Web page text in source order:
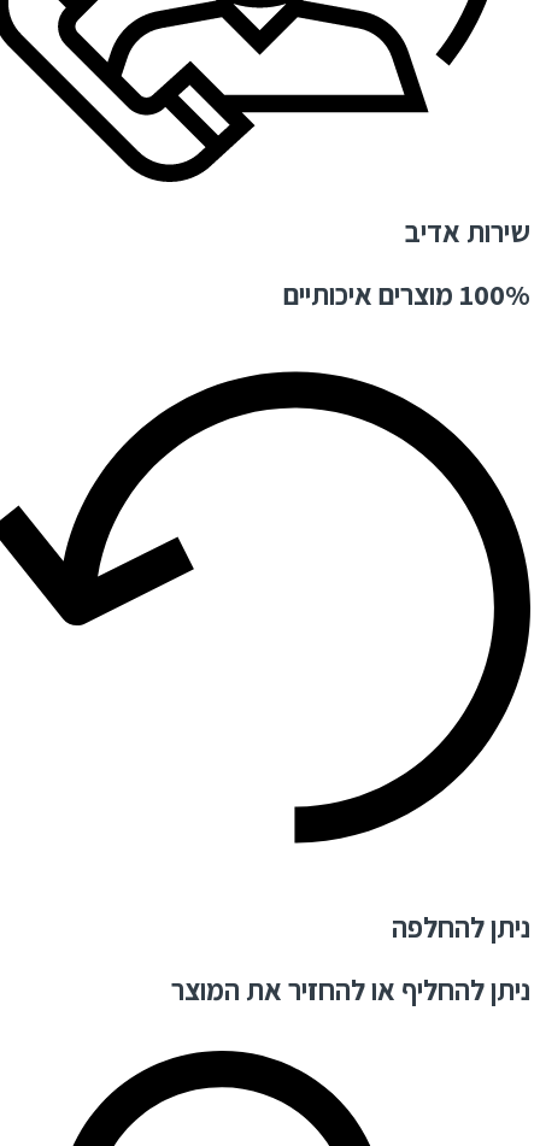
שירות אדיב
100% מוצרים איכותיים
ניתן להחלפה
ניתן להחליף או להחזיר את המוצר